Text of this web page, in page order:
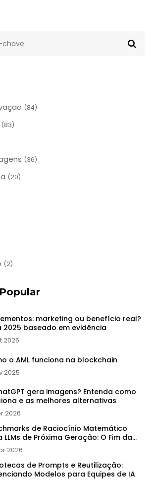
(84)
(83)
(36)
(20)
(2)
marketing ou benefício real?
2025 baseado em evidência
2025
o AML funciona na blockchain
2025
gera imagens? Entenda como
e as melhores alternativas
2026
de Raciocínio Matemático
LLMs de Próxima Geração: O Fim da
2026
de Prompts e Reutilização:
Modelos para Equipes de IA
especialmente em alimentos e